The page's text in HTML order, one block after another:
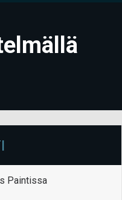
Paintissa